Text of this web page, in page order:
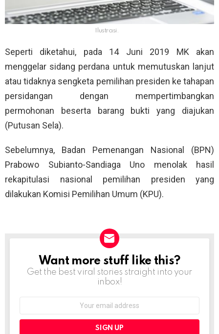
Ilustrasi.
Seperti diketahui, pada 14 Juni 2019 MK akan
menggelar sidang perdana untuk memutuskan lanjut
atau tidaknya sengketa pemilihan presiden ke tahapan
persidangan dengan mempertimbangkan
permohonan beserta barang bukti yang diajukan
(Putusan Sela).
Sebelumnya, Badan Pemenangan Nasional (BPN)
Prabowo Subianto-Sandiaga Uno menolak hasil
rekapitulasi nasional pemilihan presiden yang
dilakukan Komisi Pemilihan Umum (KPU).
NEWSLETTER
Want more stuff like this?
Get the best viral stories straight into your
inbox!